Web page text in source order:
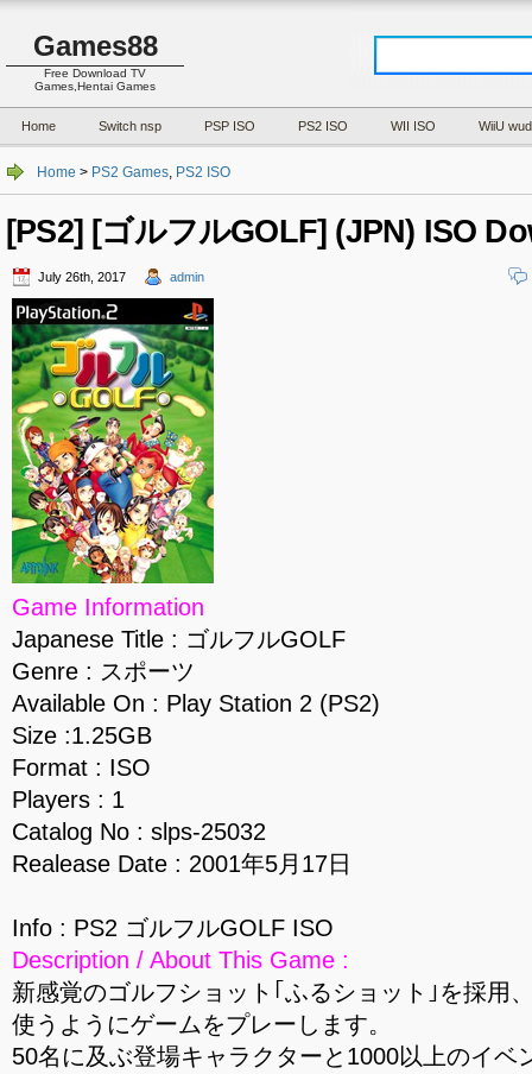
Games88
Free Download TV
Games,Hentai Games
Home Switch nsp PSP ISO PS2 ISO WII ISO WiiU wud
Home > PS2 Games, PS2 ISO
[PS2] [ゴルフルGOLF] (JPN) ISO
July 26th, 2017 admin
Game Information
Japanese Title : ゴルフルGOLF
Genre : スポーツ
Available On : Play Station 2 (PS2)
Size :1.25GB
Format : ISO
Players : 1
Catalog No : slps-25032
Realease Date : 2001年5月17日
Info : PS2 ゴルフルGOLF ISO
Description / About This Game :
新感覚のゴルフショット｢ふるショット｣を採用
使うようにゲームをプレーします。
50名に及ぶ登場キャラクターと1000以上のイベ